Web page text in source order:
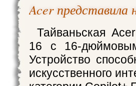
Acer
Тайваньская
16 с 16-
Устройство
искусственного